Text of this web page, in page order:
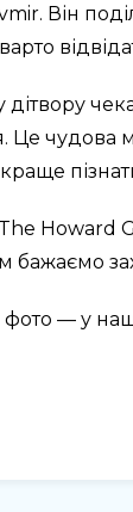
Він
Це чудова
Howard
бажаємо
фото — у